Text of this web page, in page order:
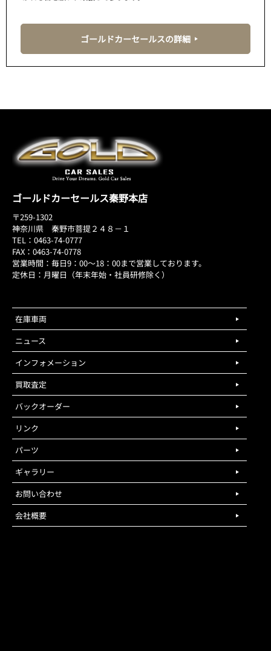
ゴールドカーセールスの詳細
ゴールドカーセールス秦野本店
〒259-1302
神奈川県 秦野市菩提２４８－１
TEL：0463-74-0777
FAX：0463-74-0778
営業時間：毎日9：00～18：00まで営業しております。
定休日：月曜日（年末年始・社員研修除く）
在庫車両
ニュース
インフォメーション
買取査定
バックオーダー
リンク
パーツ
ギャラリー
お問い合わせ
会社概要